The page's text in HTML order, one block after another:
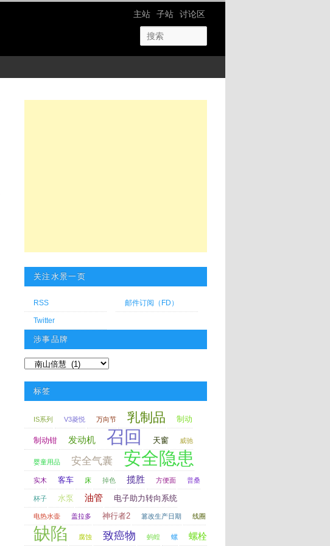
网站导航
主站 子站 讨论区
关注水景一页
RSS 邮件订阅（FD）
Twitter
涉事品牌
涉事品牌
标签
IS系列 V3菱悦 万向节 乳制品 制动
制动钳 发动机 召回 天窗 威驰
婴童用品 安全气囊 安全隐患
实木 客车 床 掉色 揽胜 方便面 普桑
杯子 水泵 油管 电子助力转向系统
电热水壶 盖拉多 神行者2 篡改生产日期 线圈
缺陷 腐蚀 致癌物 蚂蝗 螺 螺栓